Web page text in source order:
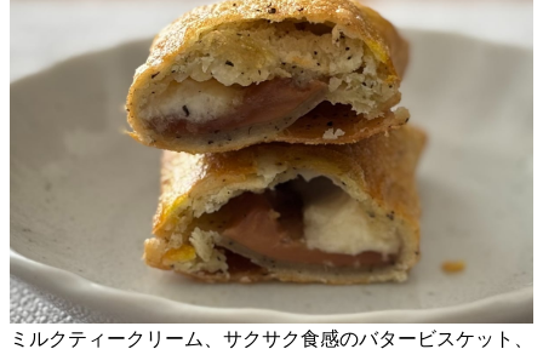
ミルクティークリーム、サクサク食感のバタービスケット、